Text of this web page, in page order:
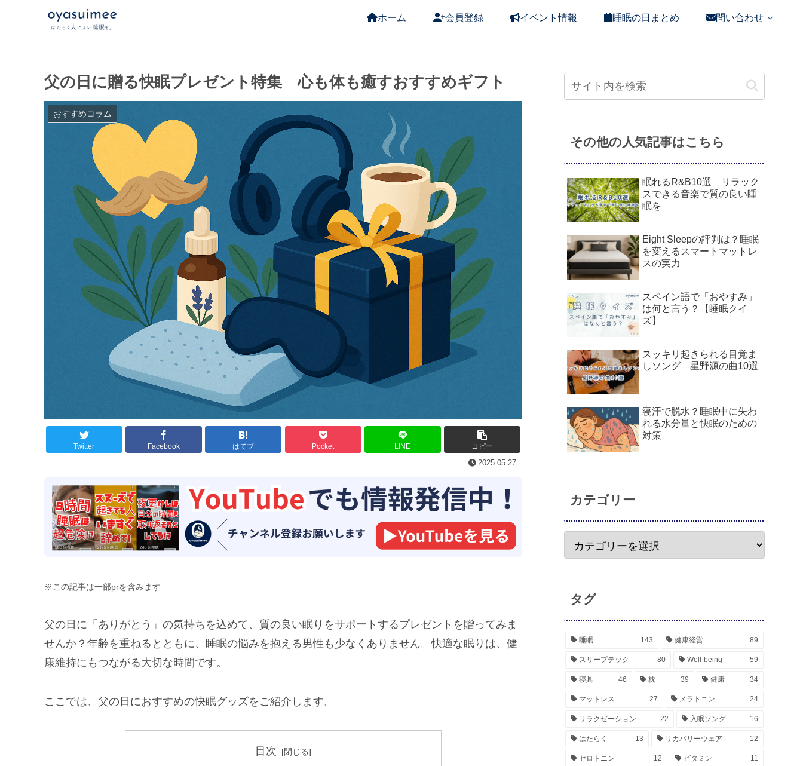
ホーム 会員登録 イベント情報 睡眠の日まとめ 問い合わせ
父の日に贈る快眠プレゼント特集 心も体も癒すおすすめギフト
おすすめコラム
Twitter Facebook はてブ Pocket LINE コピー
2025.05.27
※この記事は一部prを含みます
父の日に「ありがとう」の気持ちを込めて、質の良い眠りをサポートするプレゼントを贈ってみま
せんか？年齢を重ねるとともに、睡眠の悩みを抱える男性も少なくありません。快適な眠りは、健
康維持にもつながる大切な時間です。
ここでは、父の日におすすめの快眠グッズをご紹介します。
目次
その他の人気記事はこちら
眠れるR&B10選 リラック
スできる音楽で質の良い睡
眠を
Eight Sleepの評判は？睡眠
を変えるスマートマットレ
スの実力
スペイン語で「おやすみ」
は何と言う？【睡眠クイ
ズ】
スッキリ起きられる目覚ま
しソング 星野源の曲10選
寝汗で脱水？睡眠中に失わ
れる水分量と快眠のための
対策
カテゴリー
タグ
睡眠 143 健康経営 89
スリープテック 80 Well-being 59
寝具 46 枕 39 健康 34
マットレス 27 メラトニン 24
リラクゼーション 22 入眠ソング 16
はたらく 13 リカバリーウェア 12
セロトニン 12 ビタミン 11